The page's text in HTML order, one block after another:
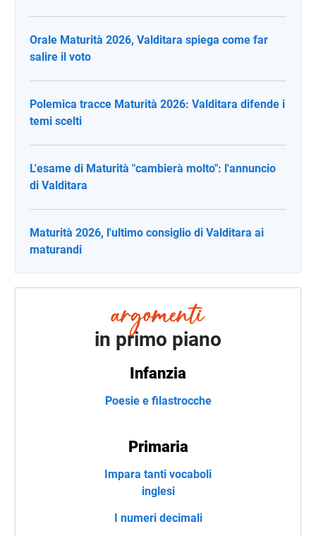
Orale Maturità 2026, Valditara spiega come far
salire il voto
Polemica tracce Maturità 2026: Valditara difende i
temi scelti
L'esame di Maturità "cambierà molto": l'annuncio
di Valditara
Maturità 2026, l'ultimo consiglio di Valditara ai
maturandi
in primo piano
Infanzia
Poesie e filastrocche
Primaria
Impara tanti vocaboli
inglesi
I numeri decimali